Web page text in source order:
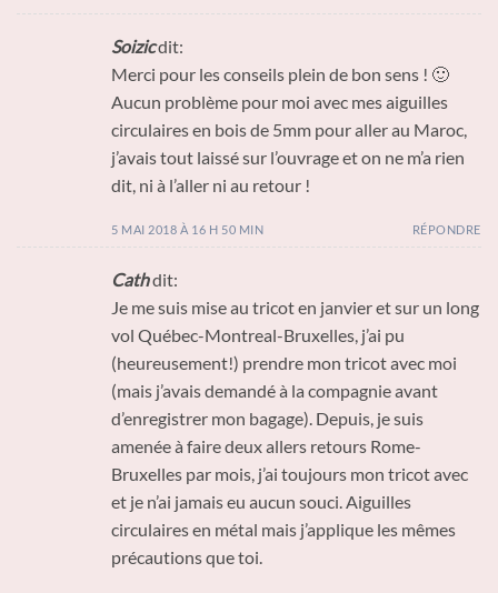
Soizicdit:
Merci pour les conseils plein de bon sens ! 🙂
Aucun problème pour moi avec mes aiguilles
circulaires en bois de 5mm pour aller au Maroc,
j’avais tout laissé sur l’ouvrage et on ne m’a rien
dit, ni à l’aller ni au retour !
5 MAI 2018 À 16 H 50 MIN RÉPONDRE
Cathdit:
Je me suis mise au tricot en janvier et sur un long
vol Québec-Montreal-Bruxelles, j’ai pu
(heureusement!) prendre mon tricot avec moi
(mais j’avais demandé à la compagnie avant
d’enregistrer mon bagage). Depuis, je suis
amenée à faire deux allers retours Rome-
Bruxelles par mois, j’ai toujours mon tricot avec
et je n’ai jamais eu aucun souci. Aiguilles
circulaires en métal mais j’applique les mêmes
précautions que toi.